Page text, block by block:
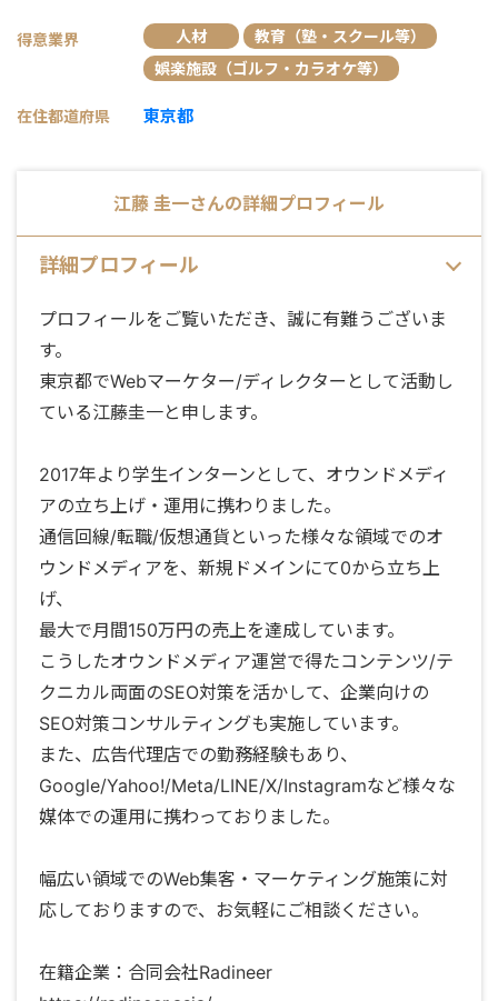
得意業界 人材
教育（塾・スクール等）
娯楽施設（ゴルフ・カラオケ等）
在住都道府県 東京都
江藤 圭一さんの詳細プロフィール
詳細プロフィール
プロフィールをご覧いただき、誠に有難うございま
す。
東京都でWebマーケター/ディレクターとして活動し
ている江藤圭一と申します。
2017年より学生インターンとして、オウンドメディ
アの立ち上げ・運用に携わりました。
通信回線/転職/仮想通貨といった様々な領域でのオ
ウンドメディアを、新規ドメインにて0から立ち上
げ、
最大で月間150万円の売上を達成しています。
こうしたオウンドメディア運営で得たコンテンツ/テ
クニカル両面のSEO対策を活かして、企業向けの
SEO対策コンサルティングも実施しています。
また、広告代理店での勤務経験もあり、
Google/Yahoo!/Meta/LINE/X/Instagramなど様々な
媒体での運用に携わっておりました。
幅広い領域でのWeb集客・マーケティング施策に対
応しておりますので、お気軽にご相談ください。
在籍企業：合同会社Radineer